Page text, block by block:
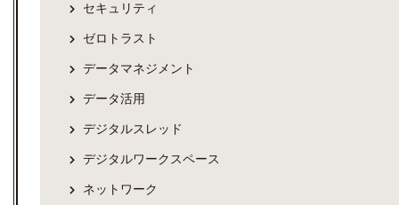
セキュリティ
ゼロトラスト
データマネジメント
データ活用
デジタルスレッド
デジタルワークスペース
ネットワーク